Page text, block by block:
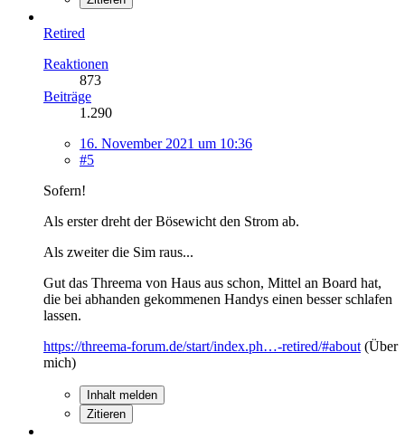
Retired
Reaktionen
873
Beiträge
1.290
16. November 2021 um 10:36
#5
Sofern!
Als erster dreht der Bösewicht den Strom ab.
Als zweiter die Sim raus...
Gut das Threema von Haus aus schon, Mittel an Board hat,
die bei abhanden gekommenen Handys einen besser schlafen
lassen.
https://threema-forum.de/start/index.ph…-retired/#about (Über
mich)
Inhalt melden
Zitieren